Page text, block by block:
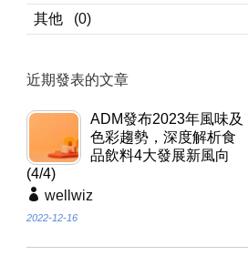
其他
(0)
近期發表的文章
ADM發布2023年風味及
色彩趨勢，深度解析食
品飲料4大發展新風向
(4/4)
wellwiz
2022-12-16